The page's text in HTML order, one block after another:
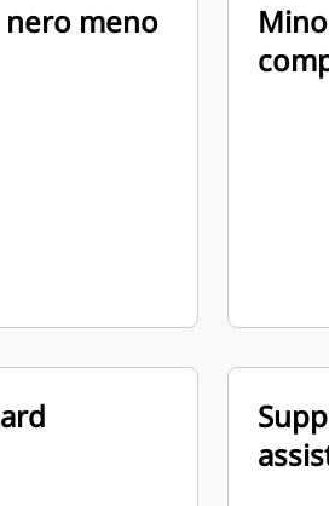
nero meno